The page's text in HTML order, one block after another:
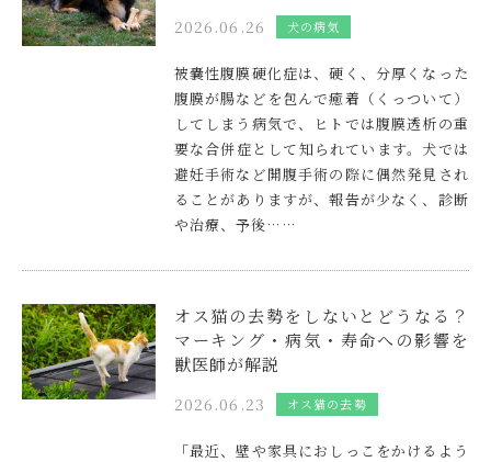
2026.06.26 犬の病気
被嚢性腹膜硬化症は、硬く、分厚くなった
腹膜が腸などを包んで癒着（くっついて）
してしまう病気で、ヒトでは腹膜透析の重
要な合併症として知られています。犬では
避妊手術など開腹手術の際に偶然発見され
ることがありますが、報告が少なく、診断
や治療、予後……
オス猫の去勢をしないとどうなる？
マーキング・病気・寿命への影響を
獣医師が解説
2026.06.23 オス猫の去勢
「最近、壁や家具におしっこをかけるよう